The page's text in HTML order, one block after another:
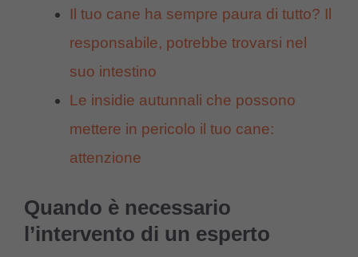
Il tuo cane ha sempre paura di tutto? Il
responsabile, potrebbe trovarsi nel
suo intestino
Le insidie autunnali che possono
mettere in pericolo il tuo cane:
attenzione
Quando è necessario
l’intervento di un esperto